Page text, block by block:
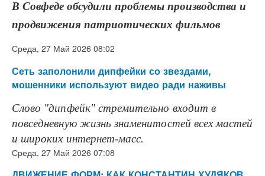
В Совфеде обсудили проблемы производства и
продвижения патриотических фильмов
Среда, 27 Май 2026 08:02
Сеть заполонили дипфейки со звездами,
мошенники используют видео ради наживы
Слово "дипфейк" стремительно входит в
повседневную жизнь знаменитостей всех мастей
и широких интернет-масс.
Среда, 27 Май 2026 07:08